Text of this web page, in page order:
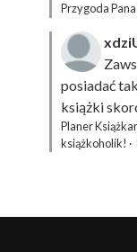
Przygoda
posiadać
książki
Planer
książkoholik! ·